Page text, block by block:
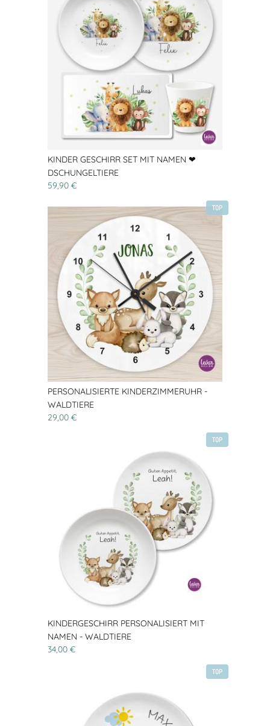
KINDER GESCHIRR SET MIT NAMEN ❤
DSCHUNGELTIERE
59,90 €
TOP
PERSONALISIERTE KINDERZIMMERUHR -
WALDTIERE
29,00 €
TOP
KINDERGESCHIRR PERSONALISIERT MIT
NAMEN - WALDTIERE
34,00 €
TOP